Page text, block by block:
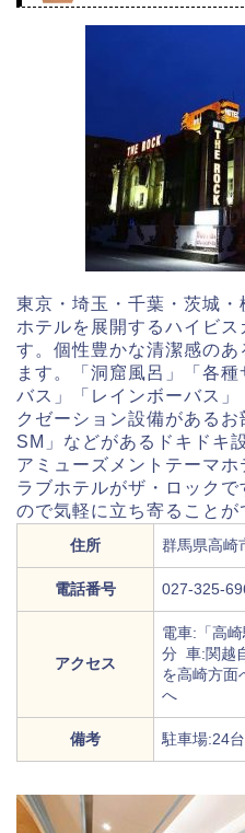
東京・埼玉・千葉・茨城
ホテルを展開するハイビ
す。個性豊かな清潔感の
ます。「洞窟風呂」「各
バス」「レインボーバス
クゼーション設備がある
SM」などがあるドキドキ
アミューズメントテーマ
ラブホテルがザ・ロック
ので気軽に立ち寄ることが
住所 群馬県高崎
電話番号 027-325-
アクセス
電車:「高
分 車:関越
を高崎方面
へ
備考 駐車場:24